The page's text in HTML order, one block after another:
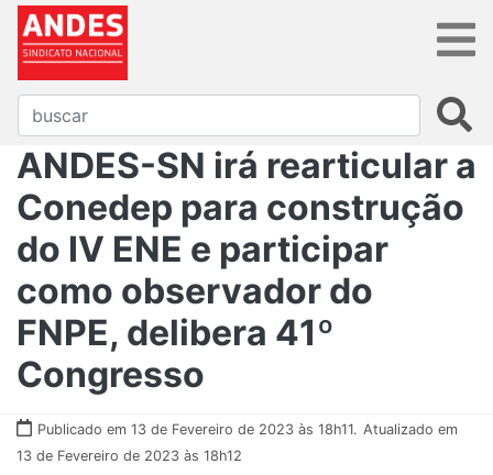
ANDES-SN irá rearticular a
Conedep para construção
do IV ENE e participar
como observador do
FNPE, delibera 41º
Congresso
Publicado em 13 de Fevereiro de 2023 às 18h11. Atualizado em
13 de Fevereiro de 2023 às 18h12